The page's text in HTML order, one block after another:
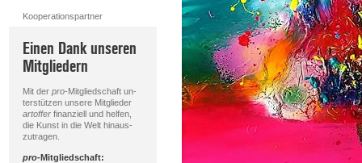
Kooperationspartner
Einen Dank unseren
Mitgliedern
Mit der pro-Mitgliedschaft un-
terstützen unsere Mitglieder
artofferfinanziell und helfen,
die Kunst in die Welt hinaus-
zutragen.
pro-Mitgliedschaft: